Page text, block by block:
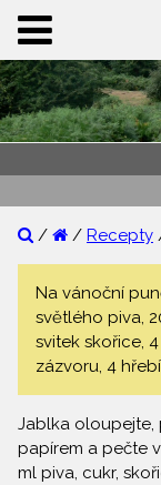
/ / Recepty
Na vánoční
světlého piva,
svitek skořice,
zázvoru, 4
Jablka oloupejte,
papírem a pečte
ml piva, cukr,